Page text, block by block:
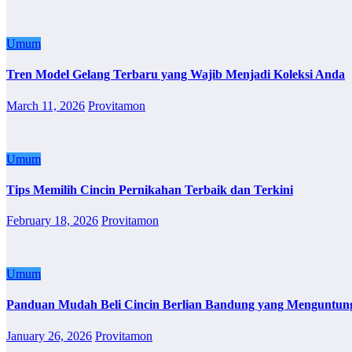
Umum
Tren Model Gelang Terbaru yang Wajib Menjadi Koleksi Anda
March 11, 2026 Provitamon
Umum
Tips Memilih Cincin Pernikahan Terbaik dan Terkini
February 18, 2026 Provitamon
Umum
Panduan Mudah Beli Cincin Berlian Bandung yang
January 26, 2026 Provitamon